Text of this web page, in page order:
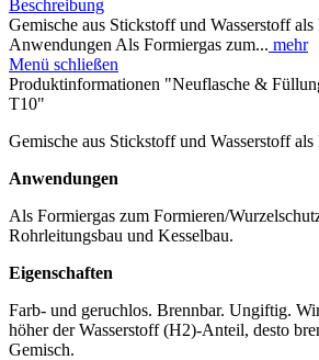
Beschreibung
Gemische aus Stickstoff und Wasserstoff als
Anwendungen Als Formiergas zum... mehr
Menü schließen
Produktinformationen "Neuflasche &
T10"
Gemische aus Stickstoff und Wasserstoff als
Anwendungen
Als Formiergas zum Formieren/
Rohrleitungsbau und Kesselbau.
Eigenschaften
Farb- und geruchlos. Brennbar. Ungiftig.
höher der Wasserstoff (H2)-Anteil, desto
Gemisch.